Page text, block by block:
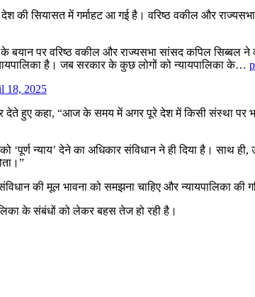
की सियासत में गर्माहट आ गई है। वरिष्ठ वकील और
के बयान पर वरिष्ठ वकील और राज्यसभा सांसद कपिल
है। जब सरकार के कुछ लोगों को न्यायपालिका के…
18, 2025
देते हुए कहा, “आज के समय में अगर पूरे देश में किसी संस्था
न्याय’ देने का अधिकार संविधान ने ही दिया है। साथ
की मूल भावना को समझना चाहिए और न्यायपालिका की
के संबंधों को लेकर बहस तेज हो रही है।